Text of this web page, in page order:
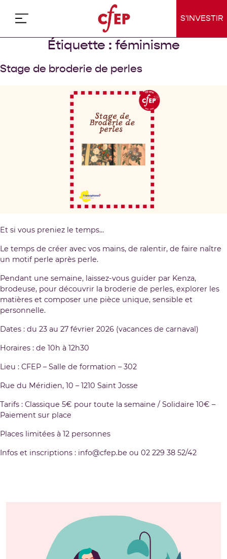
content
S'INVESTIR
Étiquette : féminisme
Stage de broderie de perles
Et si vous preniez le temps…
Le temps de créer avec vos mains, de ralentir, de faire naître
un motif perle après perle.
Pendant une semaine, laissez-vous guider par Kenza,
brodeuse, pour découvrir la broderie de perles, explorer les
matières et composer une pièce unique, sensible et
personnelle.
Dates : du 23 au 27 février 2026 (vacances de carnaval)
Horaires : de 10h à 12h30
Lieu : CFEP – Salle de formation – 302
Rue du Méridien, 10 – 1210 Saint Josse
Tarifs : Classique 5€ pour toute la semaine / Solidaire 10€ –
Paiement sur place
Places limitées à 12 personnes
Infos et inscriptions : info@cfep.be ou 02 229 38 52/42